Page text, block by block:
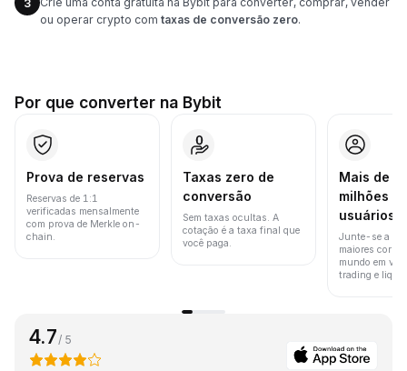
3
ou operar crypto com taxas de conversão zero.
Por que converter na Bybit
Prova de reservas
Reservas de 1:1
verificadas mensalmente
com prova de Merkle on-
chain.
Taxas zero de
conversão
Sem taxas ocultas. A
cotação é a taxa final que
você paga.
Mais de
milhões
usuários
Junte-se a
maiores
mundo em
trading e
4.7 / 5